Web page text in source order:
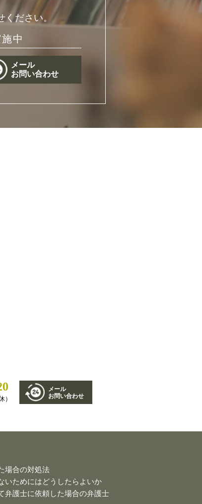
ださい。
中
メール
お問い合わせ
）
メール
お問い合わせ
場合の対処法
いためにはどうしたらよいか
弁護士に依頼した場合の弁護士